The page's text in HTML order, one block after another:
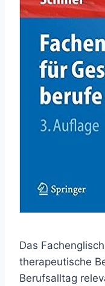
Das
therapeutische
Berufsalltag